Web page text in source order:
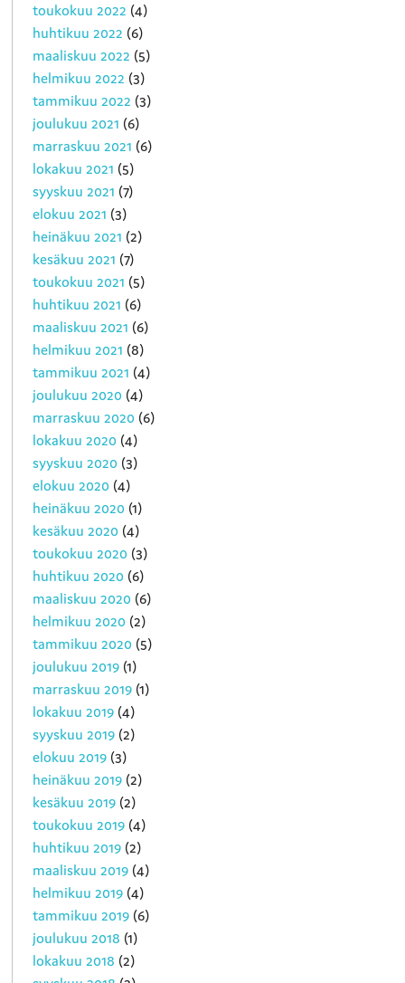
toukokuu 2022 (4)
huhtikuu 2022 (6)
maaliskuu 2022 (5)
helmikuu 2022 (3)
tammikuu 2022 (3)
joulukuu 2021 (6)
marraskuu 2021 (6)
lokakuu 2021 (5)
syyskuu 2021 (7)
elokuu 2021 (3)
heinäkuu 2021 (2)
kesäkuu 2021 (7)
toukokuu 2021 (5)
huhtikuu 2021 (6)
maaliskuu 2021 (6)
helmikuu 2021 (8)
tammikuu 2021 (4)
joulukuu 2020 (4)
marraskuu 2020 (6)
lokakuu 2020 (4)
syyskuu 2020 (3)
elokuu 2020 (4)
heinäkuu 2020 (1)
kesäkuu 2020 (4)
toukokuu 2020 (3)
huhtikuu 2020 (6)
maaliskuu 2020 (6)
helmikuu 2020 (2)
tammikuu 2020 (5)
joulukuu 2019 (1)
marraskuu 2019 (1)
lokakuu 2019 (4)
syyskuu 2019 (2)
elokuu 2019 (3)
heinäkuu 2019 (2)
kesäkuu 2019 (2)
toukokuu 2019 (4)
huhtikuu 2019 (2)
maaliskuu 2019 (4)
helmikuu 2019 (4)
tammikuu 2019 (6)
joulukuu 2018 (1)
lokakuu 2018 (2)